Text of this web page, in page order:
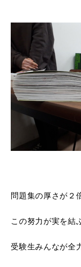
問題集の厚さが２
この努力が実を結
受験生みんなが全